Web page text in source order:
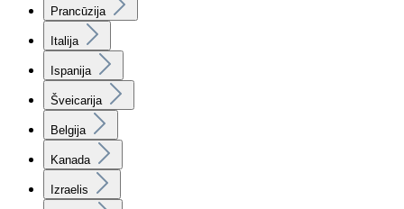
Prancūzija
Italija
Ispanija
Šveicarija
Belgija
Kanada
Izraelis